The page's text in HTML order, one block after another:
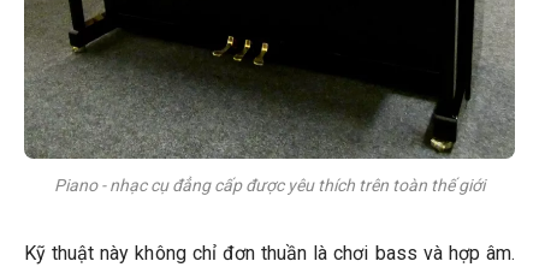
Piano - nhạc cụ đẳng cấp được yêu thích trên toàn thế giới
Kỹ thuật này không chỉ đơn thuần là chơi bass và hợp âm.